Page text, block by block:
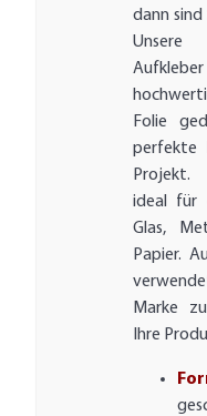
dann sind
Folie
perfekte
Projekt.
ideal für
Glas,
Papier.
Marke
Ihre